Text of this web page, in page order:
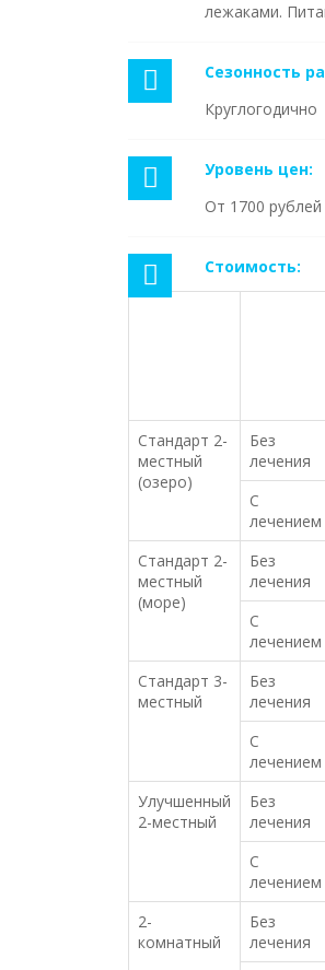
лежаками.
Сезонность
Круглогодично
Уровень цен:
От 1700
Стоимость:
Стандарт 2-
местный
(озеро)
Без
лечения
С
лечением
Стандарт 2-
местный
(море)
Без
лечения
С
лечением
Стандарт 3-
местный
Без
лечения
С
лечением
Улучшенный
2-местный
Без
лечения
С
лечением
2-
комнатный
Без
лечения